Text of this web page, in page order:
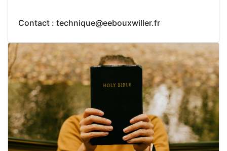
Contact : technique@eebouxwiller.fr